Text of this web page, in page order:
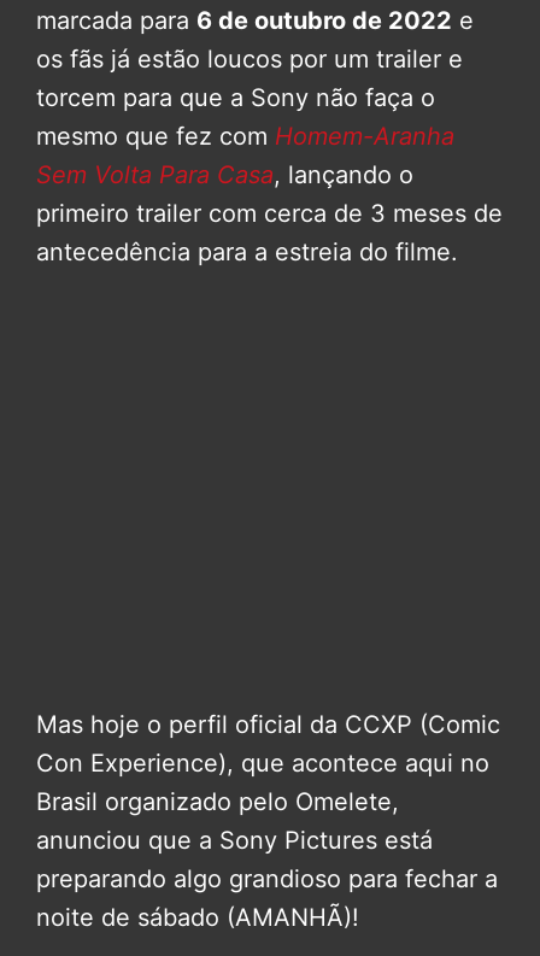
marcada para 6 de outubro de 2022 e
os fãs já estão loucos por um trailer e
torcem para que a Sony não faça o
mesmo que fez com Homem-Aranha
Sem Volta Para Casa, lançando o
primeiro trailer com cerca de 3 meses de
antecedência para a estreia do filme.
Mas hoje o perfil oficial da CCXP (Comic
Con Experience), que acontece aqui no
Brasil organizado pelo Omelete,
anunciou que a Sony Pictures está
preparando algo grandioso para fechar a
noite de sábado (AMANHÃ)!